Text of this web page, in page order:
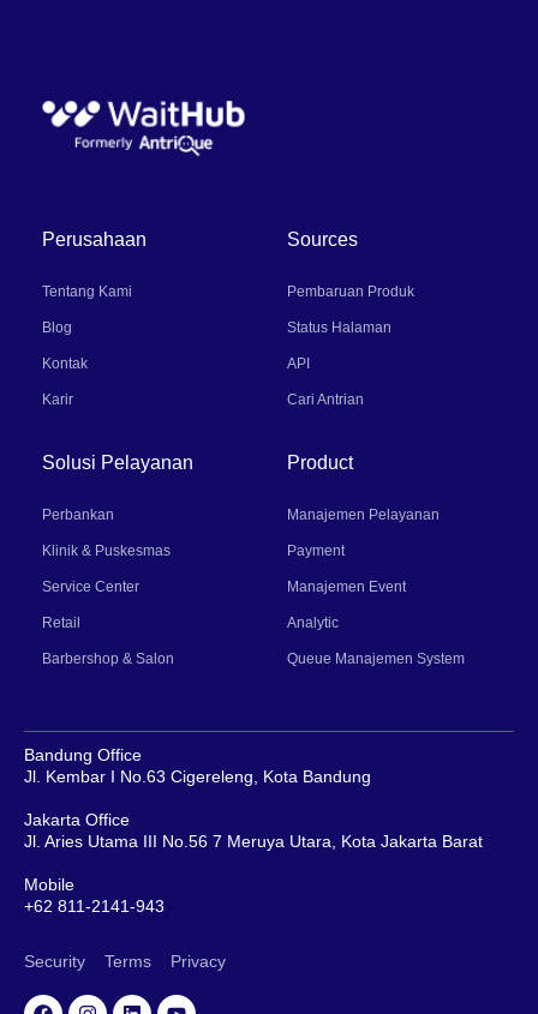
Perusahaan
Tentang Kami
Blog
Kontak
Karir
Sources
Pembaruan Produk
Status Halaman
API
Cari Antrian
Solusi Pelayanan
Perbankan
Klinik & Puskesmas
Service Center
Retail
Barbershop & Salon
Product
Manajemen Pelayanan
Payment
Manajemen Event
Analytic
Queue Manajemen System
Bandung Office
Jl. Kembar I No.63 Cigereleng, Kota Bandung
Jakarta Office
Jl. Aries Utama III No.56 7 Meruya Utara, Kota Jakarta Barat
Mobile
+62 811-2141-943
Security Terms Privacy